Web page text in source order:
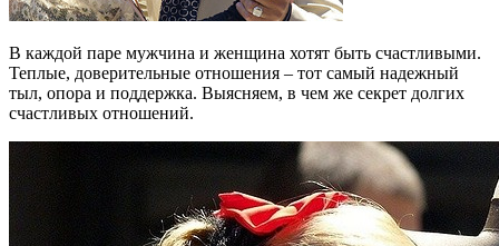
В каждой паре мужчина и женщина хотят быть счастливыми.
Теплые, доверительные отношения – тот самый надежный
тыл, опора и поддержка. Выясняем, в чем же секрет долгих
счастливых отношений.